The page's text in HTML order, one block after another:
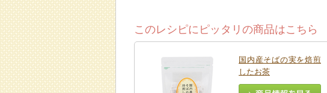
このレシピにピッタリの商品はこちら
国内産そばの実を焙煎
したお茶